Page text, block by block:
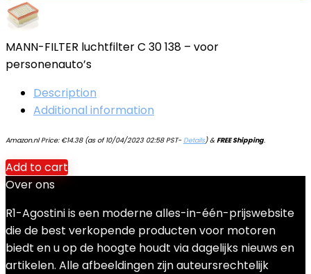
MANN-FILTER luchtfilter C 30 138 – voor
personenauto’s
Description
Additional information
Amazon.nl Price: €14.38(as of 10/04/2023 02:58 PST- Details)&FREE Shipping.
Add to cart
Over ons
R1-Agostini is een moderne alles-in-één-prijswebsite
die de best verkopende producten voor motoren
biedt en u op de hoogte houdt via dagelijks nieuws en
artikelen. Alle afbeeldingen zijn auteursrechtelijk